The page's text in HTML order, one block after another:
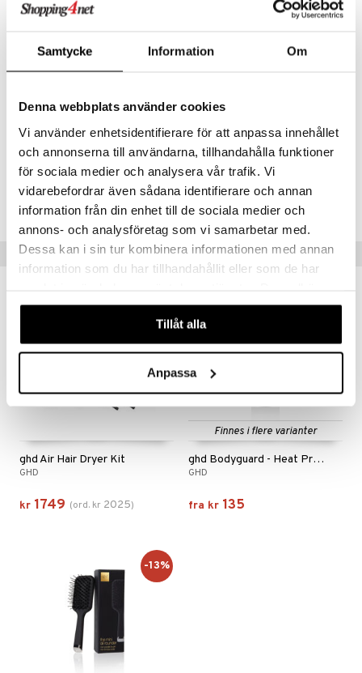
Samtycke Information Om
Denna webbplats använder cookies
Vi använder enhetsidentifierare för att anpassa innehållet
och annonserna till användarna, tillhandahålla funktioner
för sociala medier och analysera vår trafik. Vi
vidarebefordrar även sådana identifierare och annan
information från din enhet till de sociala medier och
annons- och analysföretag som vi samarbetar med.
Dessa kan i sin tur kombinera informationen med annan
information som du har tillhandahållit eller som de har
våra cookies vid fortsatt användande av vår webbplats.
Tillåt alla
Anpassa
CGH17-3Z-1-XX-XX
Kundevurdering
SÅ BRA
Fantastisk fin krølltang som lager flotte krøller . Den blir rask varm og
enkel og bruke . Beste jeg har prøvd
Eva Helen
Tips til deg
ghd Air Hair Dryer Kit
GHD
kr 1749 (ord. kr 2025)
Finnes i flere varianter
ghd Bodyguard - Heat Protect Spray
GHD
fra kr 135
-13%